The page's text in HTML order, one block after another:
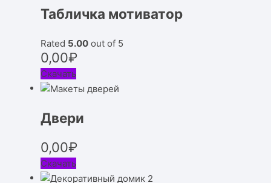
Табличка мотиватор
Rated 5.00 out of 5
0,00₽
Скачать
Двери
0,00₽
Скачать